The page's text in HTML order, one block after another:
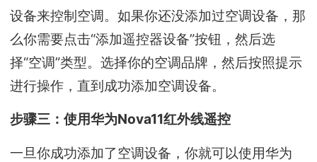
设备来控制空调。如果你还没添加过空调设备，那
么你需要点击“添加遥控器设备”按钮，然后选
择“空调”类型。选择你的空调品牌，然后按照提示
进行操作，直到成功添加空调设备。
步骤三：使用华为Nova11红外线遥控
一旦你成功添加了空调设备，你就可以使用华为